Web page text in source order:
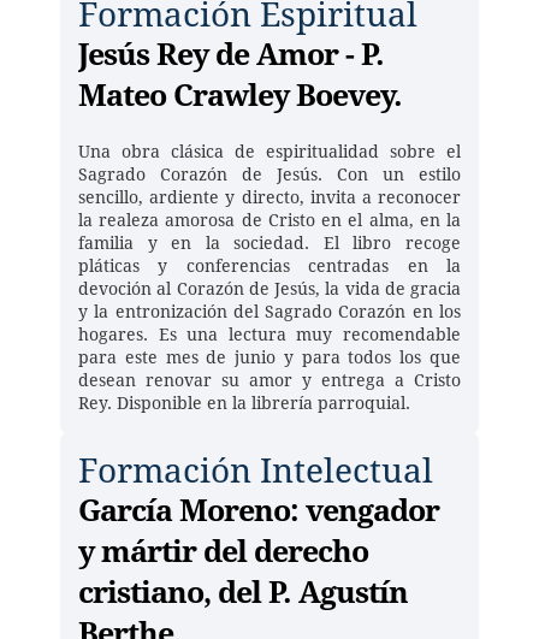
Formación Espiritual
Jesús Rey de Amor - P.
Mateo Crawley Boevey.
Una obra clásica de espiritualidad sobre el
Sagrado Corazón de Jesús. Con un estilo
sencillo, ardiente y directo, invita a reconocer
la realeza amorosa de Cristo en el alma, en la
familia y en la sociedad. El libro recoge
pláticas y conferencias centradas en la
devoción al Corazón de Jesús, la vida de gracia
y la entronización del Sagrado Corazón en los
hogares. Es una lectura muy recomendable
para este mes de junio y para todos los que
desean renovar su amor y entrega a Cristo
Rey. Disponible en la librería parroquial.
Formación Intelectual
García Moreno: vengador
y mártir del derecho
cristiano, del P. Agustín